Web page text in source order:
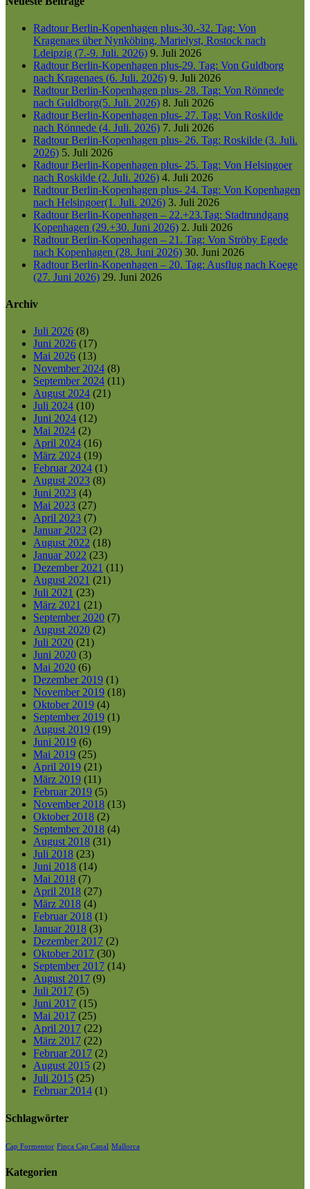
Radtour Berlin-Kopenhagen plus-30.-32. Tag: Von
Kragenaes über Nynköbing, Marielyst, Rostock nach
Ldeipzig (7.-9. Juli. 2026) 9. Juli 2026
Radtour Berlin-Kopenhagen plus-29. Tag: Von Guldborg
nach Kragenaes (6. Juli. 2026) 9. Juli 2026
Radtour Berlin-Kopenhagen plus- 28. Tag: Von Rönnede
nach Guldborg(5. Juli. 2026) 8. Juli 2026
Radtour Berlin-Kopenhagen plus- 27. Tag: Von Roskilde
nach Rönnede (4. Juli. 2026) 7. Juli 2026
Radtour Berlin-Kopenhagen plus- 26. Tag: Roskilde (3. Juli.
2026) 5. Juli 2026
Radtour Berlin-Kopenhagen plus- 25. Tag: Von Helsingoer
nach Roskilde (2. Juli. 2026) 4. Juli 2026
Radtour Berlin-Kopenhagen plus- 24. Tag: Von Kopenhagen
nach Helsingoer(1. Juli. 2026) 3. Juli 2026
Radtour Berlin-Kopenhagen – 22.+23.Tag: Stadtrundgang
Kopenhagen (29.+30. Juni 2026) 2. Juli 2026
Radtour Berlin-Kopenhagen – 21. Tag: Von Ströby Egede
nach Kopenhagen (28. Juni 2026) 30. Juni 2026
Radtour Berlin-Kopenhagen – 20. Tag: Ausflug nach Koege
(27. Juni 2026) 29. Juni 2026
Archiv
Juli 2026 (8)
Juni 2026 (17)
Mai 2026 (13)
November 2024 (8)
September 2024 (11)
August 2024 (21)
Juli 2024 (10)
Juni 2024 (12)
Mai 2024 (2)
April 2024 (16)
März 2024 (19)
Februar 2024 (1)
August 2023 (8)
Juni 2023 (4)
Mai 2023 (27)
April 2023 (7)
Januar 2023 (2)
August 2022 (18)
Januar 2022 (23)
Dezember 2021 (11)
August 2021 (21)
Juli 2021 (23)
März 2021 (21)
September 2020 (7)
August 2020 (2)
Juli 2020 (21)
Juni 2020 (3)
Mai 2020 (6)
Dezember 2019 (1)
November 2019 (18)
Oktober 2019 (4)
September 2019 (1)
August 2019 (19)
Juni 2019 (6)
Mai 2019 (25)
April 2019 (21)
März 2019 (11)
Februar 2019 (5)
November 2018 (13)
Oktober 2018 (2)
September 2018 (4)
August 2018 (31)
Juli 2018 (23)
Juni 2018 (14)
Mai 2018 (7)
April 2018 (27)
März 2018 (4)
Februar 2018 (1)
Januar 2018 (3)
Dezember 2017 (2)
Oktober 2017 (30)
September 2017 (14)
August 2017 (9)
Juli 2017 (5)
Juni 2017 (15)
Mai 2017 (25)
April 2017 (22)
März 2017 (22)
Februar 2017 (2)
August 2015 (2)
Juli 2015 (25)
Februar 2014 (1)
Schlagwörter
Cap Formentor Finca Cap Canal Mallorca
Kategorien